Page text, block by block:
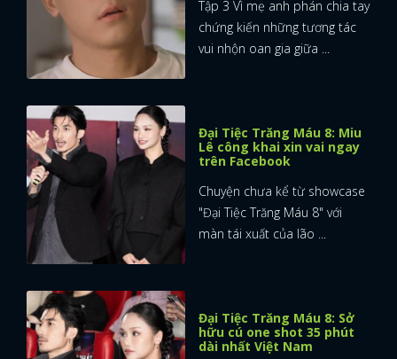
Tập 3 Vì mẹ anh phán chia tay
chứng kiến những tương tác
vui nhộn oan gia giữa ...
Đại Tiệc Trăng Máu 8: Miu
Lê công khai xin vai ngay
trên Facebook
Chuyện chưa kể từ showcase
"Đại Tiệc Trăng Máu 8" với
màn tái xuất của lão ...
Đại Tiệc Trăng Máu 8: Sở
hữu cú one shot 35 phút
dài nhất Việt Nam